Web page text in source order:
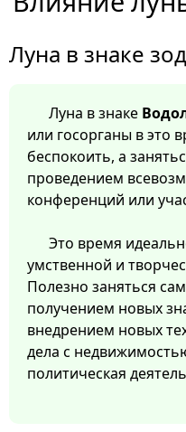
Луна в знаке
Луна в знаке
или госорганы в это
беспокоить, а
проведением
конференций или
Это время
умственной и
Полезно заняться
получением новых
внедрением новых
дела с
политическая